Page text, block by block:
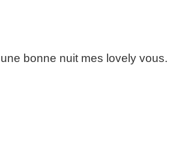
bonne nuit mes lovely vous.